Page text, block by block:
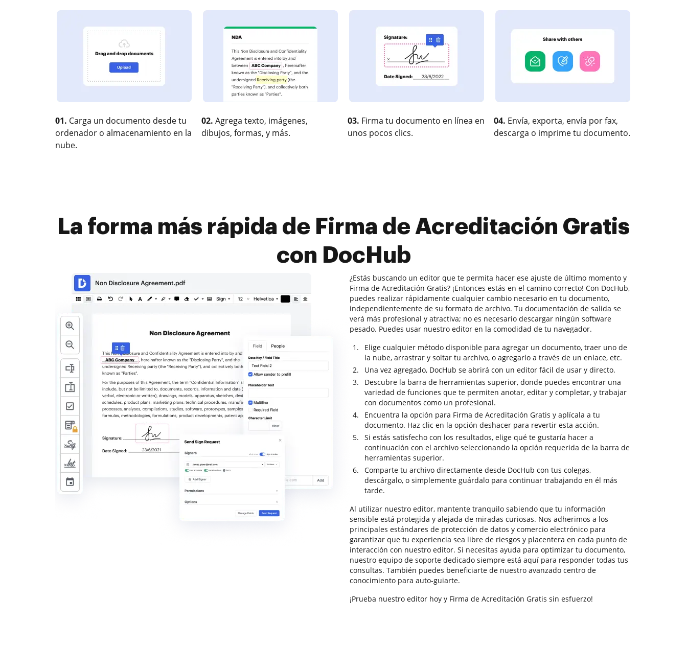
01. Carga un documento desde tu
ordenador o almacenamiento en la
nube.
02. Agrega texto, imágenes,
dibujos, formas, y más.
03. Firma tu documento en línea en
unos pocos clics.
04. Envía, exporta, envía por fax,
descarga o imprime tu documento.
La forma más rápida de Firma de Acreditación Gratis
con DocHub
¿Estás buscando un editor que te permita hacer ese ajuste de último momento y
Firma de Acreditación Gratis? ¡Entonces estás en el camino correcto! Con DocHub,
puedes realizar rápidamente cualquier cambio necesario en tu documento,
independientemente de su formato de archivo. Tu documentación de salida se
verá más profesional y atractiva; no es necesario descargar ningún software
pesado. Puedes usar nuestro editor en la comodidad de tu navegador.
Elige cualquier método disponible para agregar un documento, traer uno de
la nube, arrastrar y soltar tu archivo, o agregarlo a través de un enlace, etc.
Una vez agregado, DocHub se abrirá con un editor fácil de usar y directo.
Descubre la barra de herramientas superior, donde puedes encontrar una
variedad de funciones que te permiten anotar, editar y completar, y trabajar
con documentos como un profesional.
Encuentra la opción para Firma de Acreditación Gratis y aplícala a tu
documento. Haz clic en la opción deshacer para revertir esta acción.
Si estás satisfecho con los resultados, elige qué te gustaría hacer a
continuación con el archivo seleccionando la opción requerida de la barra de
herramientas superior.
Comparte tu archivo directamente desde DocHub con tus colegas,
descárgalo, o simplemente guárdalo para continuar trabajando en él más
tarde.
Al utilizar nuestro editor, mantente tranquilo sabiendo que tu información
sensible está protegida y alejada de miradas curiosas. Nos adherimos a los
principales estándares de protección de datos y comercio electrónico para
garantizar que tu experiencia sea libre de riesgos y placentera en cada punto de
interacción con nuestro editor. Si necesitas ayuda para optimizar tu documento,
nuestro equipo de soporte dedicado siempre está aquí para responder todas tus
consultas. También puedes beneficiarte de nuestro avanzado centro de
conocimiento para auto-guiarte.
¡Prueba nuestro editor hoy y Firma de Acreditación Gratis sin esfuerzo!